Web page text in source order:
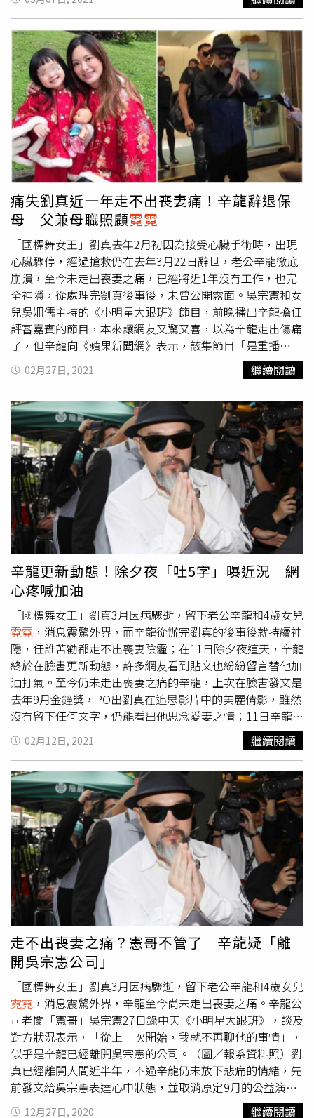
家綺開玩笑表示，小朵拉是愛漂亮的雙魚座，可能還在梳妝
打扮、上髮捲，要美美的誕生；此外她也大讚有個神隊友老
公，吳東諺這2天都還在幫兒子小肚臍戒奶嘴。
痛失劉真近一年走不出喪妻痛！辛龍辭退保
母 父兼母職照顧霓霓
「國標舞女王」劉真去年2月初因為接受心臟手術時，出現
心臟驟停，經過搶救仍在去年3月22日辭世，老公辛龍徹底
崩潰，至今未走出喪妻之痛，已經將近1年沒有工作，也完
全神隱，從處理完劉真後事後，未曾公開露面。吳宗憲和女
兒吳姍儒主持的《小明星大跟班》節目，前晚播出辛龍擔任
評審嘉賓的節目，本來讓網友又驚又喜，以為辛龍走出傷痛
了，但辛龍向《蘋果新聞網》表示，該集節目「是重播
的」。據悉，他和劉真的女兒
，本月5日將滿5歲，辛龍
傳出去年已辭退原本照顧
的保母，自己父兼母職，一人
擔起照顧霓霓的工作。劉真羽化將滿一周年之際，她的老公
辛龍，至今仍與外界斷絕聯繫，也跟吳宗憲的經紀公司解
約，每天封鎖自己，也中斷所有工作。據《蘋果新聞網》報
導，辛龍思念劉真的程度，隨著劉真的辭世有增無減，甚至
要聞劉真用過的梳子、抱著劉真穿過的衣服，才能繼續活下
去。據了解，劉真生前曾已規劃，要讓女兒霓霓在4歲開始
上幼兒園，並已挑選了幾家學校列入備選，辛龍在劉真離開
後，去年曾表示會從太太篩選的幼兒園，則一讓霓霓
就讀，
但現在孩子是否入學了？辛龍未接記者手機，也未回簡訊。
02月27日, 2021 繼續閱讀
辛龍更新動態！除夕夜「吐5字」曝近況 網
心疼喊加油
「國標舞女王」劉真3月因病驟逝，留下老公辛龍和4歲女兒
霓霓 ，消息震驚外界，而辛龍從辦完劉真的後事後就持續神
隱，任誰苦勸都走不出喪妻陰霾；在11日除夕夜這天，辛龍
終於在臉書更新動態，許多網友看到貼文也紛紛留言替他加
油打氣。至今仍未走出喪妻之痛的辛龍，上次在臉書發文是
去年9月金鐘獎，PO出劉真在追思影片中的美麗倩影，雖然
沒有留下任何文字，仍能看出他思念愛妻之情；11日辛龍終
於在臉書更新動態，寫道「牛年來臨了」，讓許多粉絲紛紛
留言替他加油打氣，「新年新開始嘗試從新努力振作為了女
兒 為了你自己也為了她」、「除了新年快樂，天天都要快
樂」、「2020惡夢讓他過去，2021迎來新的氣象，新年快
樂」。辛龍上月傳出離開經紀公司「容易文創」，老闆吳宗
憲默認「之前幫他安排演出，一定是他首肯，海報才做嘛，
做了以後又沒辦法去，大家彼此都困擾，他有他的想法，想
要安靜下來，讓自己的世界沉澱一下，我們尊重當事人的角
度，離不離開都在藝能界啊，你需要幫忙我都在，沒有的話
先這樣」，坦言辛龍近期都沒接工作，不過依照他的經濟狀
況，還能夠在撐一陣子。
02月12日, 2021 繼續閱讀
走不出喪妻之痛？憲哥不管了 辛龍疑「離
開吳宗憲公司」
「國標舞女王」劉真3月因病驟逝，留下老公辛龍和4歲女兒
霓霓 ，消息震驚外界，辛龍至今尚未走出喪妻之痛。辛龍公
司老闆「憲哥」吳宗憲27日錄中天《小明星大跟班》，談及
對方狀況表示，「從上一次開始，我就不再聊他的事情」，
似乎是辛龍已經離開吳宗憲的公司。（圖／報系資料照）劉
真已經離開人間近半年，不過辛龍仍未放下悲痛的情緒，先
前發文給吳宗憲表達心中狀態，並取消原定9月的公益演唱
會。憲哥協助辛龍為劉真打理後事，也一直鼓勵辛龍，原先
12月27日, 2020 繼續閱讀